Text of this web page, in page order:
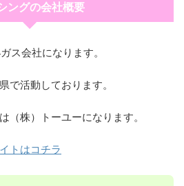
ングの会社概要
ス会社になります。
で活動しております。
（株）トーユーになります。
トはコチラ